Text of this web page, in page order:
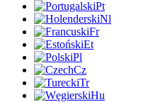
Pt
Nl
Fr
Et
Pl
Cz
Tr
Hu